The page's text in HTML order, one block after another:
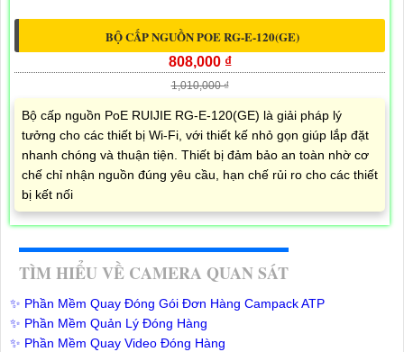
BỘ CẤP NGUỒN POE RG-E-120(GE)
808,000 ₫
1,010,000 ₫
Bộ cấp nguồn PoE RUIJIE RG-E-120(GE) là giải pháp lý
tưởng cho các thiết bị Wi-Fi, với thiết kế nhỏ gọn giúp lắp đặt
nhanh chóng và thuận tiện. Thiết bị đảm bảo an toàn nhờ cơ
chế chỉ nhận nguồn đúng yêu cầu, hạn chế rủi ro cho các thiết
bị kết nối
TÌM HIỂU VỀ CAMERA QUAN SÁT
✨ Phần Mềm Quay Đóng Gói Đơn Hàng Campack ATP
✨ Phần Mềm Quản Lý Đóng Hàng
✨ Phần Mềm Quay Video Đóng Hàng